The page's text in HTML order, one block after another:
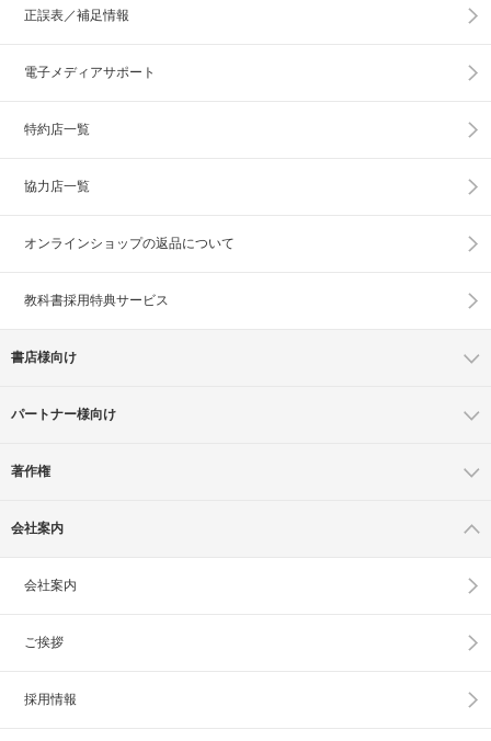
正誤表／補足情報
電子メディアサポート
特約店一覧
協力店一覧
オンラインショップの返品について
教科書採用特典サービス
書店様向け
パートナー様向け
著作権
会社案内
会社案内
ご挨拶
採用情報